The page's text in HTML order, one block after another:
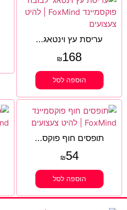
עריסת עץ וינטאג...
₪168
הוספה לסל
תופסים חוף פוקס...
₪54
הוספה לסל